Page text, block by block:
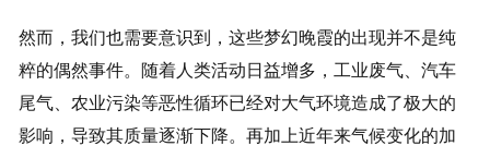
然而，我们也需要意识到，这些梦幻晚霞的出现并不是纯
粹的偶然事件。随着人类活动日益增多，工业废气、汽车
尾气、农业污染等恶性循环已经对大气环境造成了极大的
影响，导致其质量逐渐下降。再加上近年来气候变化的加